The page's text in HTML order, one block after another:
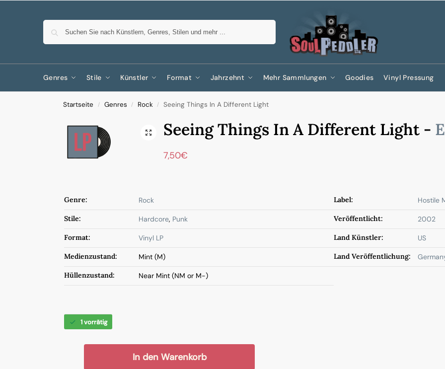
Genres Stile Künstler Format Jahrzehnt Mehr Sammlungen Goodies Vinyl Pressung
Startseite / Genres / Rock / Seeing Things In A Different Light
Seeing Things In A Different Light -
7,50€
Genre: Rock
Stile: Hardcore, Punk
Format: Vinyl LP
Medienzustand: Mint (M)
Hüllenzustand: Near Mint (NM or M-)
Label: Hostile
Veröffentlicht: 2002
Land Künstler: US
Land Veröffentlichung:
1 vorrätig
In den Warenkorb